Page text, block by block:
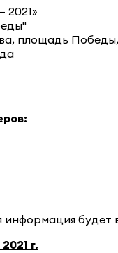
2021»
площадь
г.